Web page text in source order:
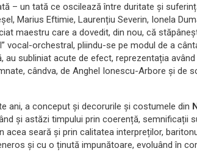
– un tată ce oscilează între duritate și
Marius Eftimie, Laurențiu Severin, Ionela
maestru care a dovedit, din nou, că
vocal-orchestral, pliindu-se pe modul de a
au subliniat acute de efect, reprezentația
cândva, de Anghel Ionescu-Arbore și de
ani, a conceput și decorurile și costumele din
și astăzi timpului prin coerență, semnificații
acea seară și prin calitatea interpreților,
și cu o ținută impunătoare, evoluând în